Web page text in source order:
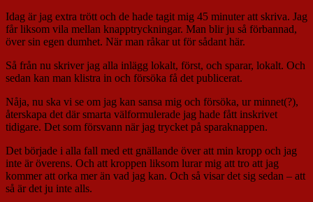
Idag är jag extra trött och de hade tagit mig 45 minuter att skriva. Jag
får liksom vila mellan knapptryckningar. Man blir ju så förbannad,
över sin egen dumhet. När man råkar ut för sådant här.
Så från nu skriver jag alla inlägg lokalt, först, och sparar, lokalt. Och
sedan kan man klistra in och försöka få det publicerat.
Nåja, nu ska vi se om jag kan sansa mig och försöka, ur minnet(?),
återskapa det där smarta välformulerade jag hade fått inskrivet
tidigare. Det som försvann när jag trycket på sparaknappen.
Det började i alla fall med ett gnällande över att min kropp och jag
inte är överens. Och att kroppen liksom lurar mig att tro att jag
kommer att orka mer än vad jag kan. Och så visar det sig sedan – att
så är det ju inte alls.